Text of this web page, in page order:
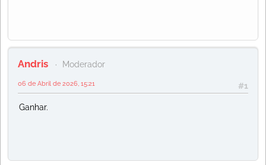
Andris Moderador
#1
06 de Abril de 2026, 15:21
Ganhar.